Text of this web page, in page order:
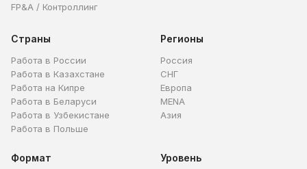
FP&A / Контроллинг
Страны
Работа в России
Работа в Казахстане
Работа на Кипре
Работа в Беларуси
Работа в Узбекистане
Работа в Польше
Регионы
Россия
СНГ
Европа
MENA
Азия
Формат Уровень